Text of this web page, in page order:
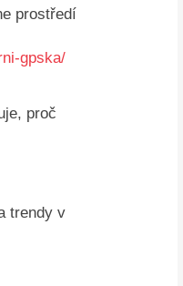
prostředí
gpska/
proč
trendy v